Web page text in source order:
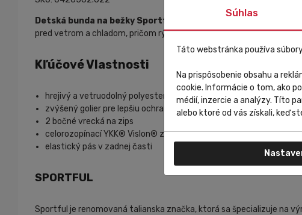
Detská bunda na bežky Sportful Squadra
sa vyznačuje
pred vetrom a chladom, pričom rýchlym odvádzaním potu
Kľúčové Vlastnosti
hrejivý a vetruodolný polyesterový materiál
zvýšený golier pre lepšiu ochranu pred chladom a vetrom
2 bočné vrecká na zips
celorozopínací YKK® Vislon® zips s putkom a vnútornou légou
elastický pás v zadnej časti
SPORTFUL
Sportful je renomovaná talianska značka, ktorá sa špecializuje na
Súhlas
Táto webstránka používa
Na prispôsobenie obsahu a
cookie. Informácie o tom, ako
médií, inzercie a analýzy. Títo
alebo ktoré od vás získali, keď